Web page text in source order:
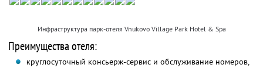
Инфраструктура парк-отеля Vnukovo Village Park Hotel & Spa
Преимущества отеля:
круглосуточный консьерж-сервис и обслуживание номеров,